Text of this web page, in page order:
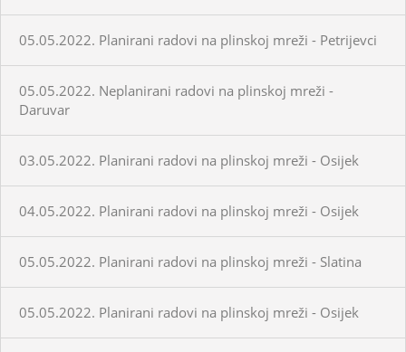
05.05.2022. Planirani radovi na plinskoj mreži - Petrijevci
05.05.2022. Neplanirani radovi na plinskoj mreži -
Daruvar
03.05.2022. Planirani radovi na plinskoj mreži - Osijek
04.05.2022. Planirani radovi na plinskoj mreži - Osijek
05.05.2022. Planirani radovi na plinskoj mreži - Slatina
05.05.2022. Planirani radovi na plinskoj mreži - Osijek